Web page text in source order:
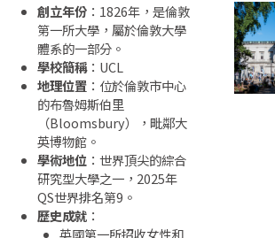
創立年份 ： 1826年，是倫敦
第一所大學， 屬於倫敦大學
體系的一部分。
學校簡稱： UCL
地理位置 ： 位於倫敦市中心
的布魯姆斯伯里
（Bloomsbury）， 毗鄰大
英博物館。
學術地位 ：世界頂尖的綜合
研究型大學之一， 2025年
QS世界排名第9。
歷史成就 ：
英國第一所招收女性和